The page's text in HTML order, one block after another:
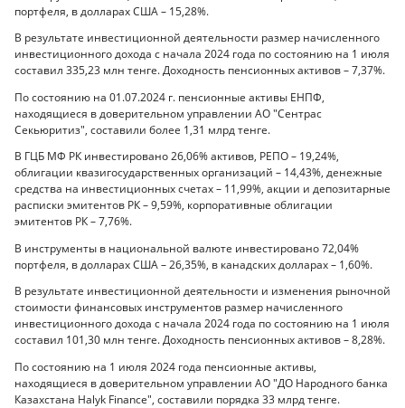
портфеля, в долларах США – 15,28%.
В результате инвестиционной деятельности размер начисленного
инвестиционного дохода с начала 2024 года по состоянию на 1 июля
составил 335,23 млн тенге. Доходность пенсионных активов – 7,37%.
По состоянию на 01.07.2024 г. пенсионные активы ЕНПФ,
находящиеся в доверительном управлении АО "Сентрас
Секьюритиз", составили более 1,31 млрд тенге.
В ГЦБ МФ РК инвестировано 26,06% активов, РЕПО – 19,24%,
облигации квазигосударственных организаций – 14,43%, денежные
средства на инвестиционных счетах – 11,99%, акции и депозитарные
расписки эмитентов РК – 9,59%, корпоративные облигации
эмитентов РК – 7,76%.
В инструменты в национальной валюте инвестировано 72,04%
портфеля, в долларах США – 26,35%, в канадских долларах – 1,60%.
В результате инвестиционной деятельности и изменения рыночной
стоимости финансовых инструментов размер начисленного
инвестиционного дохода с начала 2024 года по состоянию на 1 июля
составил 101,30 млн тенге. Доходность пенсионных активов – 8,28%.
По состоянию на 1 июля 2024 года пенсионные активы,
находящиеся в доверительном управлении АО "ДО Народного банка
Казахстана Halyk Finance", составили порядка 33 млрд тенге.